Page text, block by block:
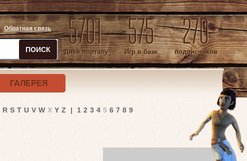
Обратная связь
ПОИСК 5701
Дней порталу 575
Игр в базе 270
подписчиков
ГАЛЕРЕЯ
R S T U V W X Y Z | 1 2 3 4 5 6 7 8 9